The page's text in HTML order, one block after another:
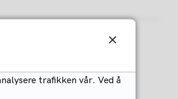
trafikken vår. Ved å